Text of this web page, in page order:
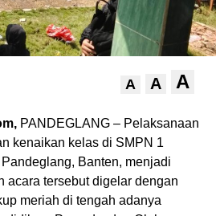
A A A
PANDEGLANG – Pelaksanaan
kenaikan kelas di SMPN 1
Banten, menjadi
acara tersebut digelar dengan
meriah di tengah adanya